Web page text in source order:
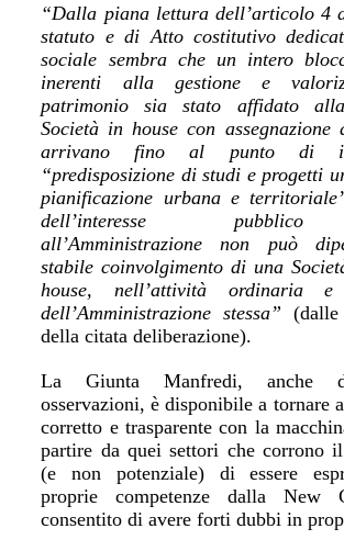
“Dalla piana lettura dell’articolo 4
statuto e di Atto costitutivo
sociale sembra che un intero
inerenti alla gestione e
patrimonio sia stato affidato alla
Società in house con assegnazione
arrivano fino al punto di
“predisposizione di studi e progetti
pianificazione urbana e
dell’interesse
all’Amministrazione non può
stabile coinvolgimento di una
house, nell’attività ordinaria e
dell’Amministrazione stessa”
della citata deliberazione).
La Giunta Manfredi, anche
osservazioni, è disponibile a tornare
corretto e trasparente con la
partire da quei settori che corrono
(e non potenziale) di essere
proprie competenze dalla New
consentito di avere forti dubbi in